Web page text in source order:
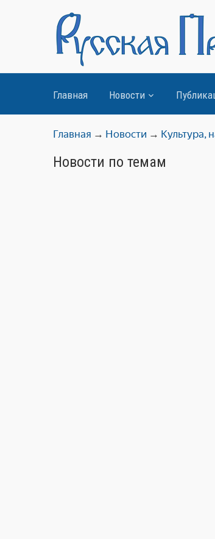
Главная Новости
Главная → Новости → Культура,
Новости по темам